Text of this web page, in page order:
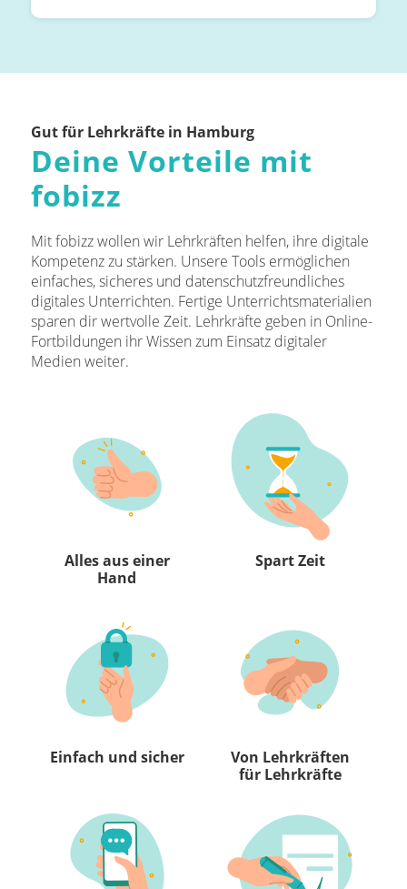
Gut für Lehrkräfte in Hamburg
Deine Vorteile mit
fobizz
Mit fobizz wollen wir Lehrkräften helfen, ihre digitale
Kompetenz zu stärken. Unsere Tools ermöglichen
einfaches, sicheres und datenschutzfreundliches
digitales Unterrichten. Fertige Unterrichtsmaterialien
sparen dir wertvolle Zeit. Lehrkräfte geben in Online-
Fortbildungen ihr Wissen zum Einsatz digitaler
Medien weiter.
Alles aus einer
Hand
Spart Zeit
Einfach und sicher
Von Lehrkräften
für Lehrkräfte